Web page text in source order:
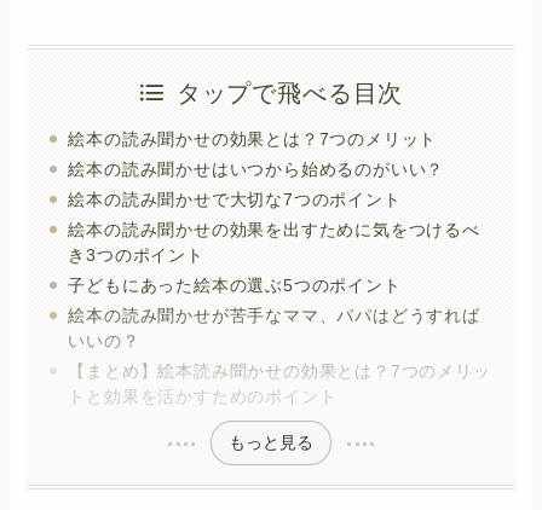
タップで飛べる目次
絵本の読み聞かせの効果とは？7つのメリット
絵本の読み聞かせはいつから始めるのがいい？
絵本の読み聞かせで大切な7つのポイント
絵本の読み聞かせの効果を出すために気をつけるべ
き3つのポイント
子どもにあった絵本の選ぶ5つのポイント
絵本の読み聞かせが苦手なママ、パパはどうすれば
いいの？
【まとめ】絵本読み聞かせの効果とは？7つのメリッ
トと効果を活かすためのポイント
もっと見る